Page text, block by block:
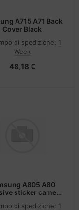
A715 A71 Back
Cover Black
di spedizione: 1
Week
48,18 €
A805 A80
sticker camera
di spedizione: 1